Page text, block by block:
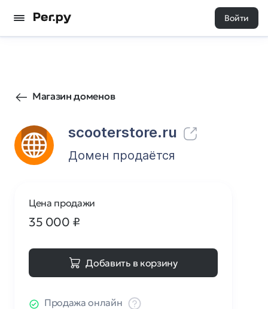
Войти
Магазин доменов
scooterstore.ru
27 0
Домен продаётся
Цена продажи
35 000 ₽
Добавить в корзину
Продажа онлайн